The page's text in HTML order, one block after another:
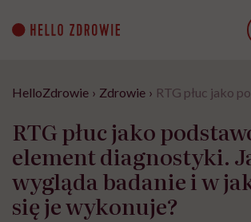
content
HelloZdrowie › Zdrowie › RTG płuc jako
RTG płuc jako
element diagnostyki.
wygląda badanie i w
się je wykonuje?